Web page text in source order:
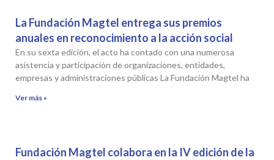
La Fundación Magtel entrega sus premios
anuales en reconocimiento a la acción social
En su sexta edición, el acto ha contado con una numerosa
asistencia y participación de organizaciones, entidades,
empresas y administraciones públicas La Fundación Magtel ha
Ver más »
Fundación Magtel colabora en la IV edición de la